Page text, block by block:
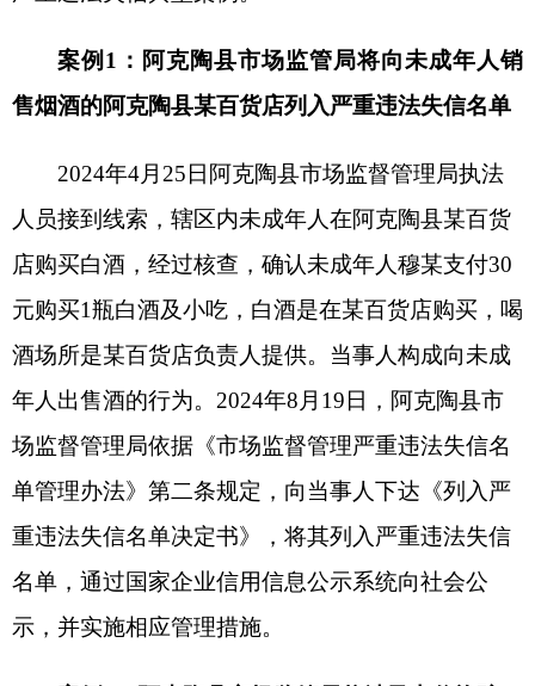
元购买1瓶白酒及小吃，白酒是在某百货店购买，喝
酒场所是某百货店负责人提供。当事人构成向未成
场监督管理局依据《市场监督管理严重违法失信名
单管理办法》第二条规定，向当事人下达《列入严
名单，通过国家企业信用信息公示系统向社会公
示，并实施相应管理措施。
的 阿克陶县某电子科技有限公司 列入严重违法失信
名单
2024年8月30日阿克陶县市场监督管理局执法
人员接到阿克陶县人民法院列入严重违法抄告书
（20240830001），阿克陶县某电子科技有限公司
自2022年6月14日至9月21日期间，利用其对公账户